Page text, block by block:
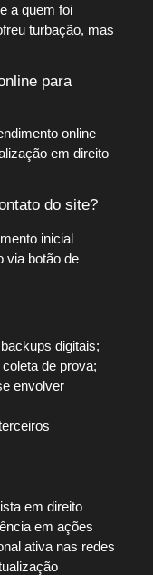
a quem foi
turbação, mas
para
online
em direito
do site?
inicial
via botão de
digitais;
de prova;
envolver
em direito
em ações
ativa nas redes